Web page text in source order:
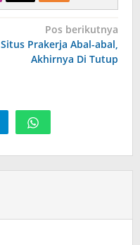
Pos berikutnya
Situs Prakerja Abal-abal,
Akhirnya Di Tutup